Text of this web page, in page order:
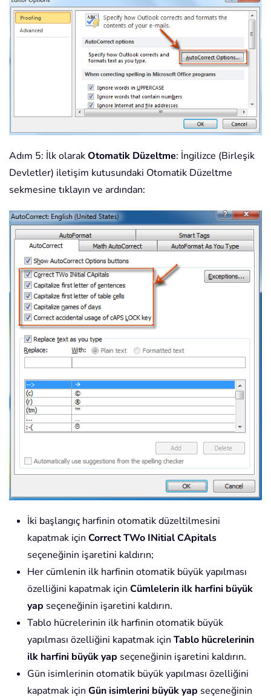
Adım 5: İlk olarakOtomatik Düzeltme: İngilizce (Birleşik
Devletler) iletişim kutusundaki Otomatik Düzeltme
sekmesine tıklayın ve ardından:
İki başlangıç harfinin otomatik düzeltilmesini
kapatmak için Correct TWo INitial CApitals
seçeneğinin işaretini kaldırın;
Her cümlenin ilk harfinin otomatik büyük yapılması
özelliğini kapatmak için Cümlelerin ilk harfini büyük
yap seçeneğinin işaretini kaldırın.
Tablo hücrelerinin ilk harfinin otomatik büyük
yapılması özelliğini kapatmak için Tablo hücrelerinin
ilk harfini büyük yap seçeneğinin işaretini kaldırın.
Gün isimlerinin otomatik büyük yapılması özelliğini
kapatmak için Gün isimlerini büyük yap seçeneğinin